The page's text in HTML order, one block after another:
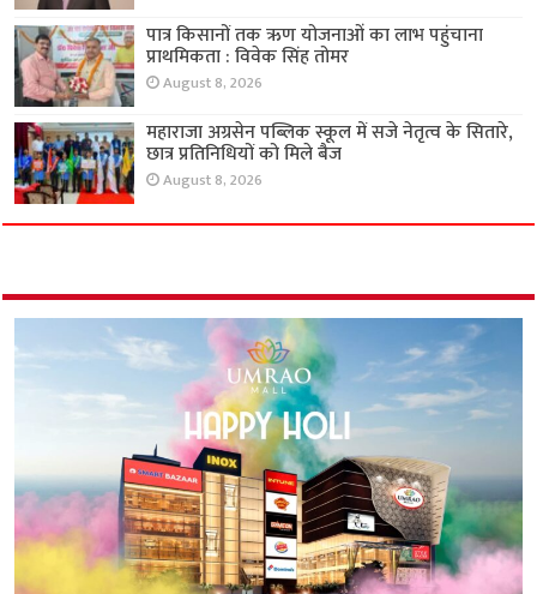
पात्र किसानों तक ऋण योजनाओं का लाभ पहुंचाना
प्राथमिकता : विवेक सिंह तोमर
August 8, 2026
महाराजा अग्रसेन पब्लिक स्कूल में सजे नेतृत्व के सितारे,
छात्र प्रतिनिधियों को मिले बैज
August 8, 2026